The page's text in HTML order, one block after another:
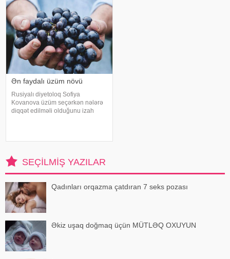
sahib olduğu, ətrafındak
Ən faydalı üzüm növü
Rusiyalı diyetoloq Sofiya
Kovanova üzüm seçərkən nələrə
diqqət edilməli olduğunu izah
SEÇILMIŞ YAZILAR
Qadınları orqazma çatdıran 7 seks pozası
Əkiz uşaq doğmaq üçün MÜTLƏQ OXUYUN